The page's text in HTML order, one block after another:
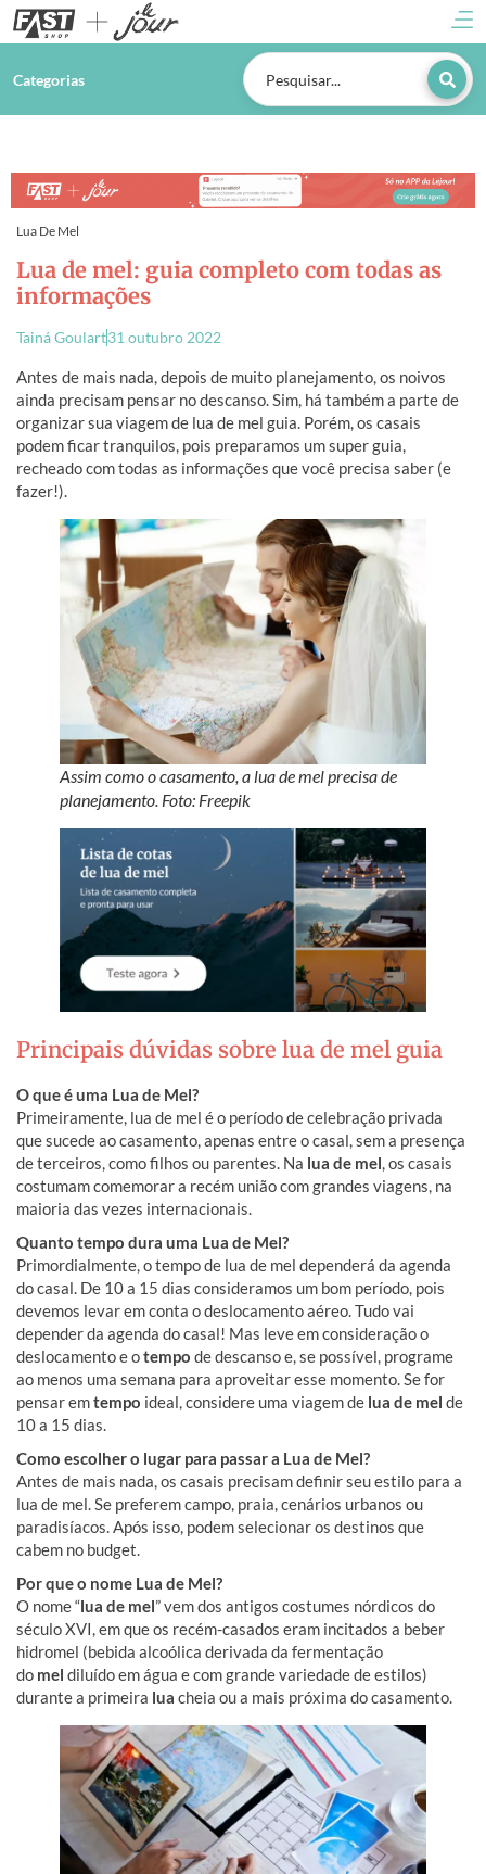
Categorias
Lua De Mel
Lua de mel: guia completo com todas as
informações
Tainá Goulart31 outubro 2022
Antes de mais nada, depois de muito planejamento, os noivos
ainda precisam pensar no descanso. Sim, há também a parte de
organizar sua viagem de lua de mel guia. Porém, os casais
podem ficar tranquilos, pois preparamos um super guia,
recheado com todas as informações que você precisa saber (e
fazer!).
Assim como o casamento, a lua de mel precisa de
planejamento. Foto: Freepik
Principais dúvidas sobre lua de mel guia
O que é uma Lua de Mel?
Primeiramente, lua de mel é o período de celebração privada
que sucede ao casamento, apenas entre o casal, sem a presença
de terceiros, como filhos ou parentes. Na lua de mel, os casais
costumam comemorar a recém união com grandes viagens, na
maioria das vezes internacionais.
Quanto tempo dura uma Lua de Mel?
Primordialmente, o tempo de lua de mel dependerá da agenda
do casal. De 10 a 15 dias consideramos um bom período, pois
devemos levar em conta o deslocamento aéreo. Tudo vai
depender da agenda do casal! Mas leve em consideração o
deslocamento e otempo de descanso e, se possível, programe
ao menos uma semana para aproveitar esse momento. Se for
pensar emtempo ideal, considere uma viagem de lua de mel de
10 a 15 dias.
Como escolher o lugar para passar a Lua de Mel?
Antes de mais nada, os casais precisam definir seu estilo para a
lua de mel. Se preferem campo, praia, cenários urbanos ou
paradisíacos. Após isso, podem selecionar os destinos que
cabem no budget.
Por que o nome Lua de Mel?
O nome “lua de mel” vem dos antigos costumes nórdicos do
século XVI, em que os recém-casados eram incitados a beber
hidromel (bebida alcoólica derivada da fermentação
do mel diluído em água e com grande variedade de estilos)
durante a primeira lua cheia ou a mais próxima do casamento.